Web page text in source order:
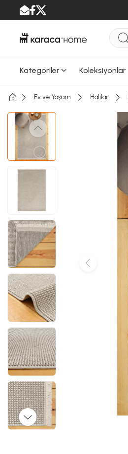
Kategoriler Koleksiyonlar
Ev ve Yaşam Halılar